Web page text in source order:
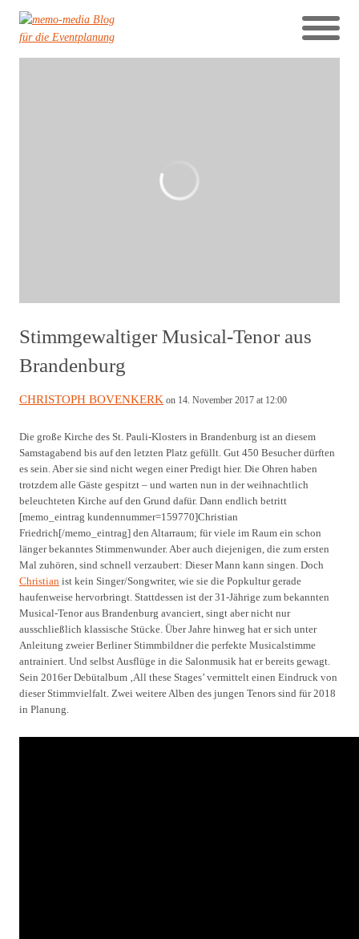
Stimmgewaltiger Musical-Tenor aus
Brandenburg
CHRISTOPH BOVENKERK on 14. November 2017 at 12:00
Die große Kirche des St. Pauli-Klosters in Brandenburg ist an diesem
Samstagabend bis auf den letzten Platz gefüllt. Gut 450 Besucher dürften
es sein. Aber sie sind nicht wegen einer Predigt hier. Die Ohren haben
trotzdem alle Gäste gespitzt – und warten nun in der weihnachtlich
beleuchteten Kirche auf den Grund dafür. Dann endlich betritt
[memo_eintrag kundennummer=159770]Christian
Friedrich[/memo_eintrag] den Altarraum; für viele im Raum ein schon
länger bekanntes Stimmenwunder. Aber auch diejenigen, die zum ersten
Mal zuhören, sind schnell verzaubert: Dieser Mann kann singen. Doch
Christian ist kein Singer/Songwriter, wie sie die Popkultur gerade
haufenweise hervorbringt. Stattdessen ist der 31-Jährige zum bekannten
Musical-Tenor aus Brandenburg avanciert, singt aber nicht nur
ausschließlich klassische Stücke. Über Jahre hinweg hat er sich unter
Anleitung zweier Berliner Stimmbildner die perfekte Musicalstimme
antrainiert. Und selbst Ausflüge in die Salonmusik hat er bereits gewagt.
Sein 2016er Debütalbum ‚All these Stages’ vermittelt einen Eindruck von
dieser Stimmvielfalt. Zwei weitere Alben des jungen Tenors sind für 2018
in Planung.